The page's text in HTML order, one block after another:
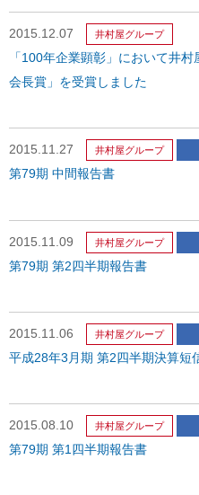
2015.12.07 井村屋グループ
「100年企業顕彰」において井
会長賞」を受賞しました
2015.11.27 井村屋グループ
第79期 中間報告書
2015.11.09 井村屋グループ
第79期 第2四半期報告書
2015.11.06 井村屋グループ
平成28年3月期 第2四半期決算短
2015.08.10 井村屋グループ
第79期 第1四半期報告書